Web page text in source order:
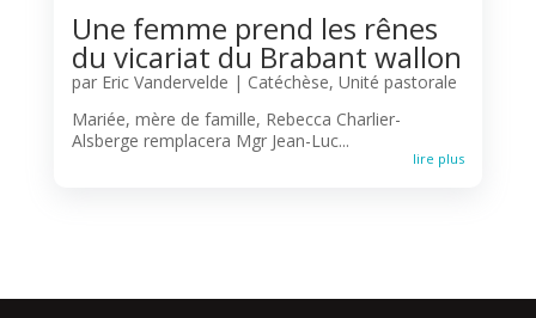
Une femme prend les rênes
du vicariat du Brabant wallon
par Eric Vandervelde | Catéchèse, Unité pastorale
Mariée, mère de famille, Rebecca Charlier-
Alsberge remplacera Mgr Jean-Luc...
lire plus